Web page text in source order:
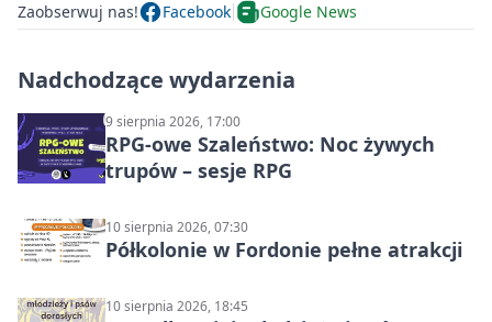
Zaobserwuj nas! Facebook Google News
Nadchodzące wydarzenia
9 sierpnia 2026, 17:00
RPG-owe Szaleństwo: Noc żywych
trupów – sesje RPG
10 sierpnia 2026, 07:30
Półkolonie w Fordonie pełne atrakcji
10 sierpnia 2026, 18:45